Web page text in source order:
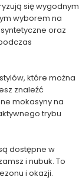
się wygodnym
wyborem na
oraz
które można
znaleźć
mokasyny na
trybu
dostępne w
i nubuk. To
i okazji.